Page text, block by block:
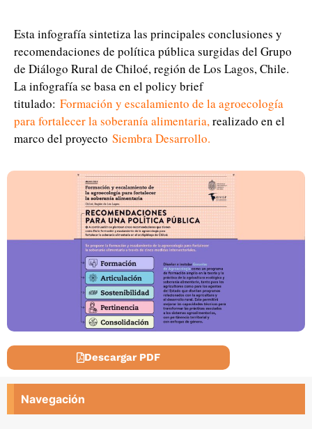
Esta infografía sintetiza las principales conclusiones y
recomendaciones de política pública surgidas del Grupo
de Diálogo Rural de Chiloé, región de Los Lagos, Chile.
La infografía se basa en el policy brief
titulado: Formación y escalamiento de la agroecología
para fortalecer la soberanía alimentaria,realizado en el
marco del proyecto Siembra Desarrollo.
Descargar PDF
Navegación